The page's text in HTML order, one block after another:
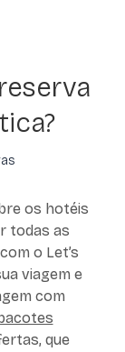
os hotéis
todas as
o Let’s
viagem e
com
que